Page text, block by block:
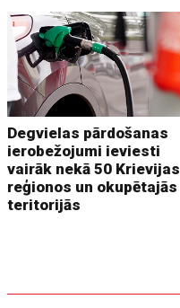
Degvielas pārdošanas
ierobežojumi ieviesti
vairāk nekā 50 Krievijas
reģionos un okupētajās
teritorijās